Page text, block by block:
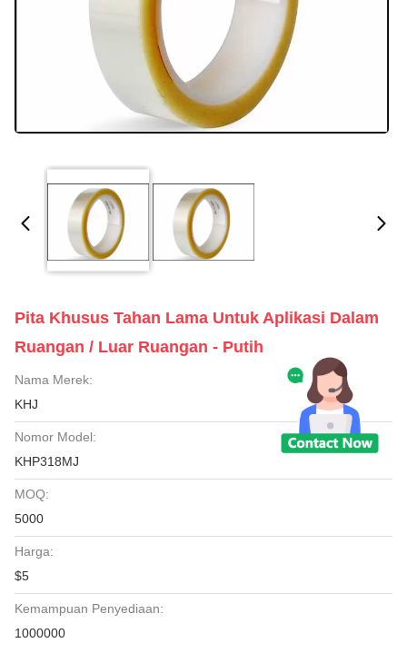
Pita Khusus Tahan Lama Untuk Aplikasi Dalam
Ruangan / Luar Ruangan - Putih
Nama Merek:
KHJ
Nomor Model:
KHP318MJ
MOQ:
5000
Harga:
$5
Kemampuan Penyediaan:
1000000